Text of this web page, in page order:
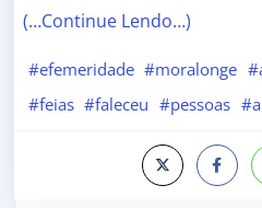
(…Continue Lendo…)
#efemeridade #moralonge
#feias #faleceu #pessoas